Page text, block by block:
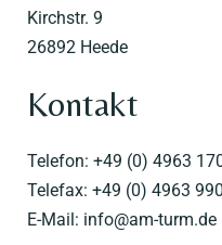
Karriere
Impressum
Kirchstr. 9
26892 Heede
Kontakt
Telefon: +49 (0) 4963
Telefax: +49 (0) 4963
E-Mail: info@am-turm.de